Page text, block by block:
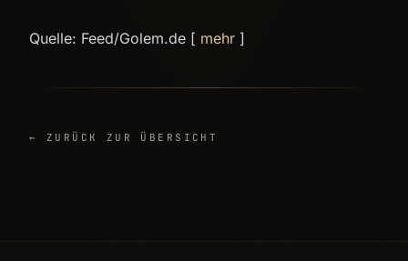
Quelle: Feed/Golem.de [ mehr ]
← ZURÜCK ZUR ÜBERSICHT